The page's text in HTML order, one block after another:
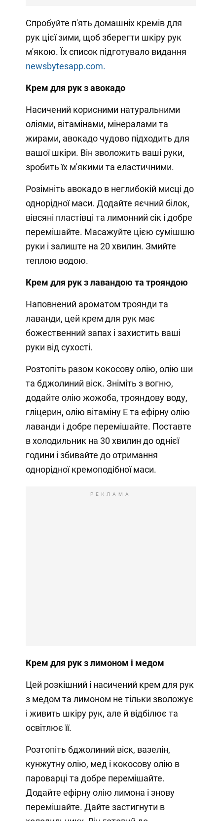
Спробуйте п'ять домашніх кремів для
рук цієї зими, щоб зберегти шкіру рук
м'якою. Їх список підготувало видання
newsbytesapp.com.
Крем для рук з авокадо
Насичений корисними натуральними
оліями, вітамінами, мінералами та
жирами, авокадо чудово підходить для
вашої шкіри. Він зволожить ваші руки,
зробить їх м'якими та еластичними.
Розімніть авокадо в неглибокій мисці до
однорідної маси. Додайте яєчний білок,
вівсяні пластівці та лимонний сік і добре
перемішайте. Масажуйте цією сумішшю
руки і залиште на 20 хвилин. Змийте
теплою водою.
Крем для рук з лавандою та трояндою
Наповнений ароматом троянди та
лаванди, цей крем для рук має
божественний запах і захистить ваші
руки від сухості.
Розтопіть разом кокосову олію, олію ши
та бджолиний віск. Зніміть з вогню,
додайте олію жожоба, трояндову воду,
гліцерин, олію вітаміну Е та ефірну олію
лаванди і добре перемішайте. Поставте
в холодильник на 30 хвилин до однієї
години і збивайте до отримання
однорідної кремоподібної маси.
РЕКЛАМА
Крем для рук з лимоном і медом
Цей розкішний і насичений крем для рук
з медом та лимоном не тільки зволожує
і живить шкіру рук, але й відбілює та
освітлює її.
Розтопіть бджолиний віск, вазелін,
кунжутну олію, мед і кокосову олію в
пароварці та добре перемішайте.
Додайте ефірну олію лимона і знову
перемішайте. Дайте застигнути в